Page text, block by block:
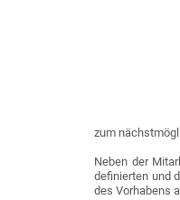
zum
Neben der
definierten und
des Vorhabens